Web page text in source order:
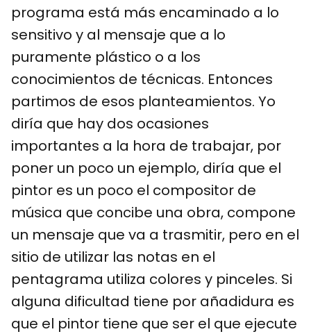
programa está más encaminado a lo
sensitivo y al mensaje que a lo
puramente plástico o a los
conocimientos de técnicas. Entonces
partimos de esos planteamientos. Yo
diría que hay dos ocasiones
importantes a la hora de trabajar, por
poner un poco un ejemplo, diría que el
pintor es un poco el compositor de
música que concibe una obra, compone
un mensaje que va a trasmitir, pero en el
sitio de utilizar las notas en el
pentagrama utiliza colores y pinceles. Si
alguna dificultad tiene por añadidura es
que el pintor tiene que ser el que ejecute